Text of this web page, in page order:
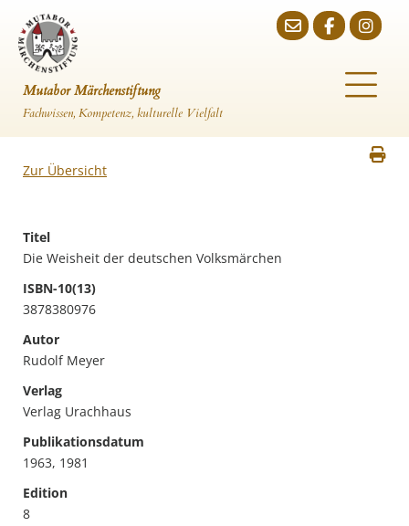
Mutabor Märchenstiftung
Fachwissen, Kompetenz, kulturelle Vielfalt
Zur Übersicht
Titel
Die Weisheit der deutschen Volksmärchen
ISBN-10(13)
3878380976
Autor
Rudolf Meyer
Verlag
Verlag Urachhaus
Publikationsdatum
1963, 1981
Edition
8